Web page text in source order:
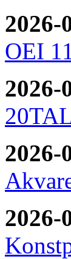
2026-
OEI
2026-
2026-
2026-